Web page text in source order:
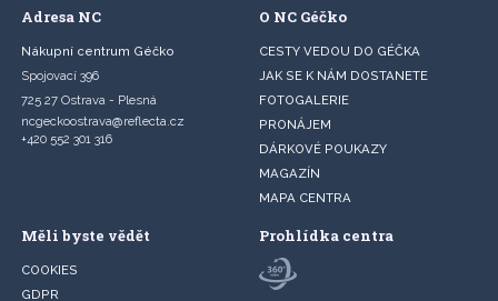
Adresa NC
Nákupní centrum Géčko
Spojovací 396
725 27 Ostrava - Plesná
ncgeckoostrava@reflecta.cz
+420 552 301 316
O NC Géčko
CESTY VEDOU DO GÉČKA
JAK SE K NÁM DOSTANETE
FOTOGALERIE
PRONÁJEM
DÁRKOVÉ POUKAZY
MAGAZÍN
MAPA CENTRA
Měli byste vědět
COOKIES
GDPR
Prohlídka centra